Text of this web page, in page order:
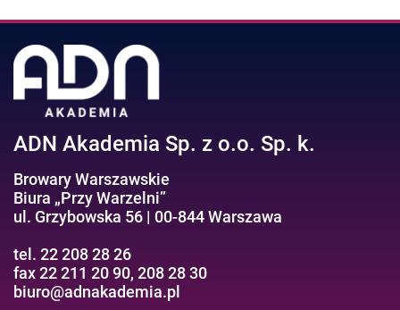
ADN Akademia Sp. z o.o. Sp. k.
Browary Warszawskie
Biura „Przy Warzelni”
ul. Grzybowska 56 | 00-844 Warszawa
tel. 22 208 28 26
fax 22 211 20 90, 208 28 30
biuro@adnakademia.pl